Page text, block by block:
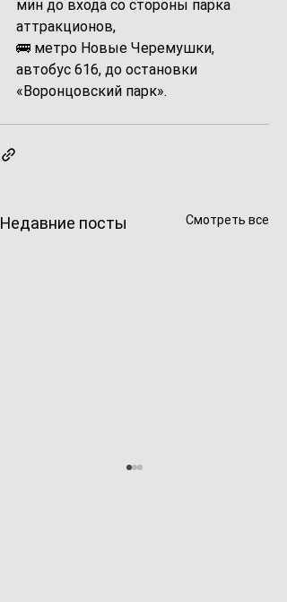
мин до входа со стороны парка
аттракционов,
🚌 метро Новые Черемушки,
автобус 616, до остановки
«Воронцовский парк».
Недавние посты Смотреть все